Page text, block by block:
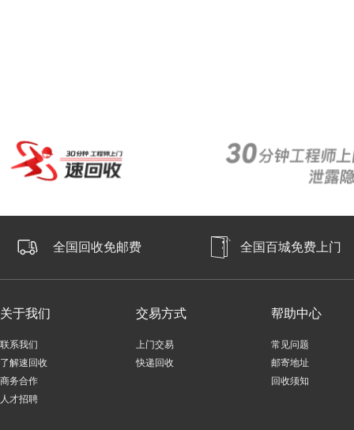
全国回收免邮费 全国百城免费上门
关于我们
联系我们
了解速回收
商务合作
人才招聘
交易方式
上门交易
快递回收
帮助中心
常见问题
邮寄地址
回收须知